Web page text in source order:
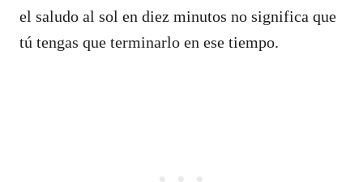
el saludo al sol en diez minutos no significa que
tú tengas que terminarlo en ese tiempo.